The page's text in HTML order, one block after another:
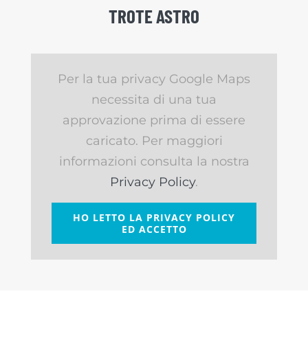
TROTE ASTRO
Per la tua privacy Google Maps
necessita di una tua
approvazione prima di essere
caricato. Per maggiori
informazioni consulta la nostra
Privacy Policy.
HO LETTO LA PRIVACY POLICY
ED ACCETTO